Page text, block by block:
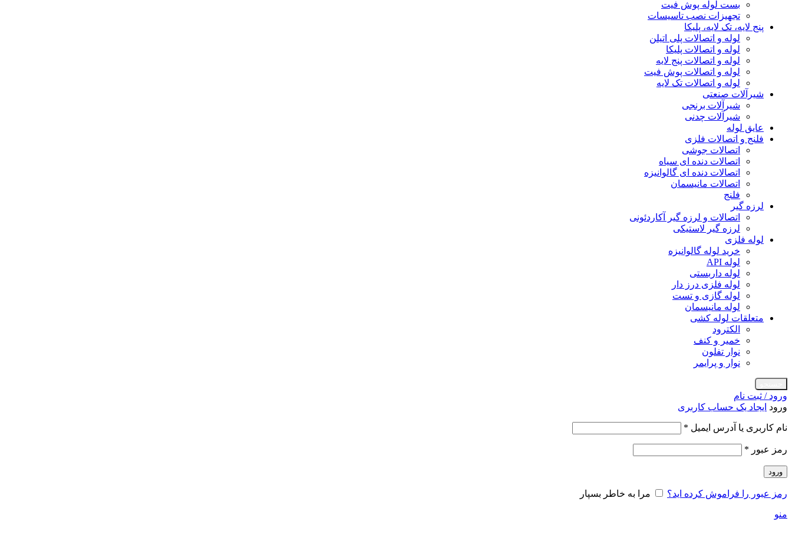
بست لوله پوش فیت
تجهیزات نصب تاسیسات
پنج لایه، تک لایه، پلیکا
لوله و اتصالات پلی اتیلن
لوله و اتصالات پلیکا
لوله و اتصالات پنج لایه
لوله و اتصالات پوش فیت
لوله و اتصالات تک لایه
شیرآلات صنعتی
شیرآلات برنجی
شیرآلات چدنی
عایق لوله
فلنج و اتصالات فلزی
اتصالات جوشی
اتصالات دنده ای سیاه
اتصالات دنده ای گالوانیزه
اتصالات مانیسمان
فلنج
لرزه گیر
اتصالات و لرزه گیر آکاردئونی
لرزه گیر لاستیکی
لوله فلزی
خرید لوله گالوانیزه
لوله API
لوله داربستی
لوله فلزی درز دار
لوله گازی و تست
لوله مانیسمان
متعلقات لوله کشی
الکترود
خمیر و کنف
نوار تفلون
نوار و پرایمر
ورود / ثبت نام
ورود ایجاد یک حساب کاربری
نام کاربری یا آدرس ایمیل *
رمز عبور *
ورود
رمز عبور را فراموش کرده اید؟ مرا به خاطر بسپار
منو